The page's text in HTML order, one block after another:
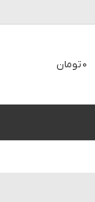
0تومان